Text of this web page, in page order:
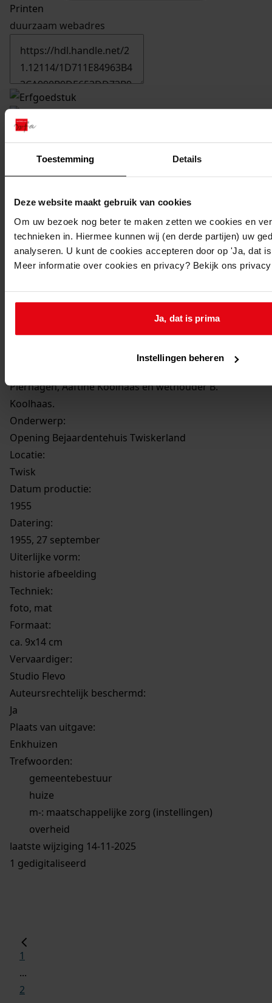
Toestemming Details
Deze website maakt gebruik van cookies
Om uw bezoek nog beter te maken zetten we cookies en
technieken in. Hiermee kunnen wij (en derde partijen) uw
analyseren. U kunt de cookies accepteren door op 'Ja, dat
Meer informatie over cookies en privacy? Bekijk ons
Ja, dat is prima
Instellingen beheren
Printen
duurzaam webadres
7994Officiële opening bejaardentehuis "Twiskerland",
Datering:
Beschrijving:
De heer M.J. Prinsen (Commissaris der Koningin in
Noord-Holland) en echtgenote worden verwelkomd
door burgemeester J. Pierhagen van Twisk. Mevrouw
Prinsen krijgt bloemen aangeboden van Aaftine
(voorzitter stichting"Twiskerland").Op de foto staan
(v.l.n.r.): ?, de echtgenote van dominee Stubbe,
mevrouw Irik, J. Klaver (man met hoed), mevrouw
Kranenburg, de heer Kranenburg, griffier F.W.A.
Pierhagen, Aaftine Koolhaas en wethouder B.
Koolhaas.
Onderwerp:
Opening Bejaardentehuis Twiskerland
Locatie:
Twisk
Datum productie:
1955
Datering:
1955, 27 september
Uiterlijke vorm:
historie afbeelding
Techniek:
foto, mat
Formaat:
ca. 9x14 cm
Vervaardiger:
Studio Flevo
Auteursrechtelijk beschermd:
Ja
Plaats van uitgave:
Enkhuizen
Trefwoorden:
gemeentebestuur
huize
m-: maatschappelijke zorg (instellingen)
overheid
laatste wijziging 14-11-2025
1 gedigitaliseerd
1
...
2